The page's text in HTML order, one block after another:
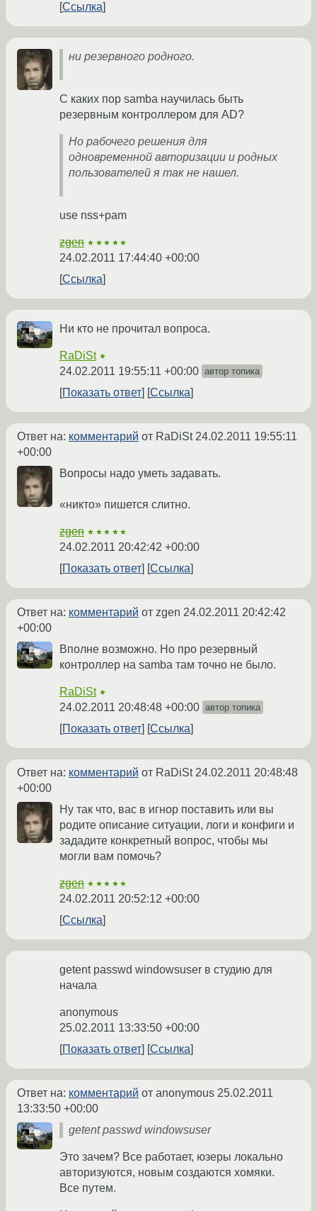
Ссылка
ни pезеpвного pодного.
С каких пор samba научилась быть
резервным контроллером для AD?
Но рабочего решения для
одновременной авторизации и родных
пользователей я так не нашел.
use nss+pam
zgen ★★★★★
24.02.2011 17:44:40 +00:00
Ссылка
Ни кто не прочитал вопроса.
RaDiSt ★
24.02.2011 19:55:11 +00:00 автор топика
Показать ответ Ссылка
Ответ на: комментарий от RaDiSt24.02.2011 19:55:11
+00:00
Вопросы надо уметь задавать.
«никто» пишется слитно.
zgen ★★★★★
24.02.2011 20:42:42 +00:00
Показать ответ
Ссылка
Ответ на: комментарий от zgen 24.02.2011 20:42:42
+00:00
Вполне возможно. Но про резервный
контроллер на samba там точно не было.
RaDiSt ★
24.02.2011 20:48:48 +00:00 автор топика
Показать ответ Ссылка
Ответ на: комментарий от RaDiSt24.02.2011 20:48:48
+00:00
Ну так что, вас в игнор поставить или вы
родите описание ситуации, логи и конфиги и
зададите конкретный вопрос, чтобы мы
могли вам помочь?
zgen ★★★★★
24.02.2011 20:52:12 +00:00
Ссылка
getent passwd windowsuser в студию для
начала
anonymous
25.02.2011 13:33:50 +00:00
Показать ответ
Ссылка
Ответ на: комментарий от anonymous 25.02.2011
13:33:50 +00:00
getent passwd windowsuser
Это зачем? Все работает, юзеры локально
авторизуются, новым создаются хомяки.
Все путем.